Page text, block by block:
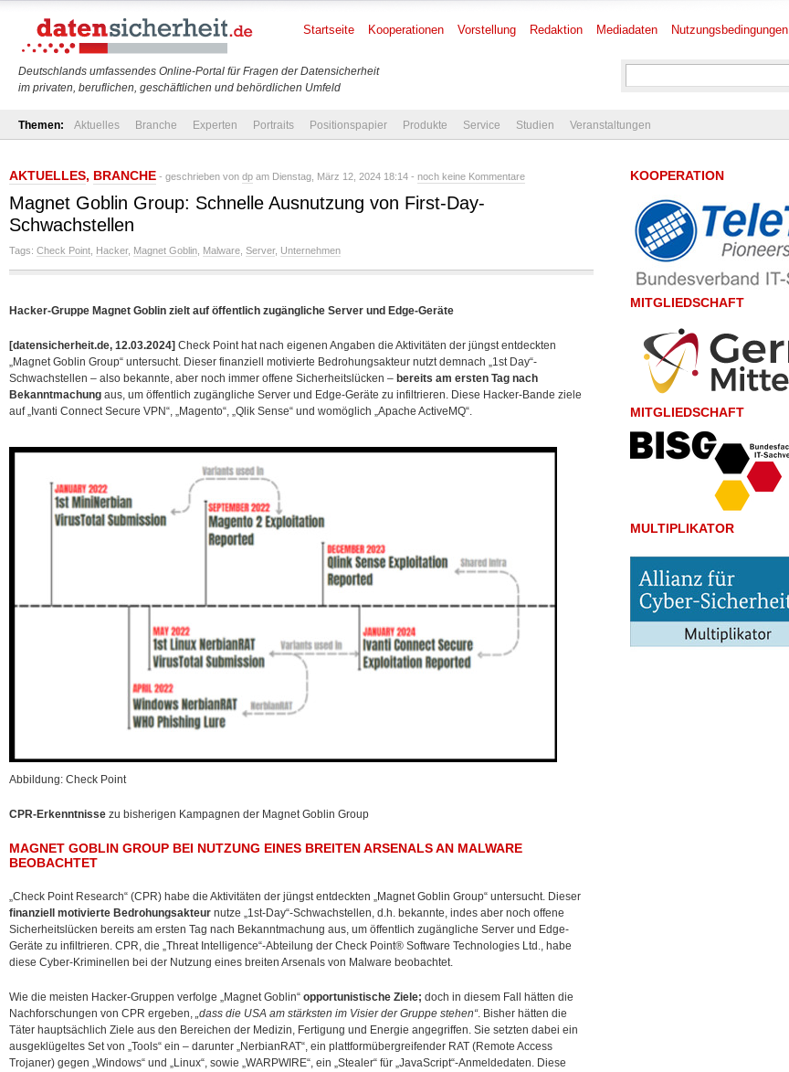
Deutschlands umfassendes Online-Portal für Fragen der Datensicherheit
im privaten, beruflichen, geschäftlichen und behördlichen Umfeld
Startseite Kooperationen Vorstellung Redaktion Mediadaten Nutzungsbedingungen
Themen: Aktuelles Branche Experten Portraits Positionspapier Produkte Service Studien Veranstaltungen
AKTUELLES, BRANCHE - geschrieben von dp am Dienstag, März 12, 2024 18:14 - noch keine Kommentare
Magnet Goblin Group: Schnelle Ausnutzung von First-Day-
Schwachstellen
Tags: Check Point Hacker, Magnet Goblin Malware Server, Unternehmen
Hacker-Gruppe Magnet Goblin zielt auf öffentlich zugängliche Server und Edge-Geräte
[datensicherheit.de, 12.03.2024] Check Point hat nach eigenen Angaben die Aktivitäten der jüngst entdeckten
„Magnet Goblin Group“ untersucht. Dieser finanziell motivierte Bedrohungsakteur nutzt demnach „1st Day“-
Schwachstellen – also bekannte, aber noch immer offene Sicherheitslücken – bereits am ersten Tag nach
Bekanntmachung aus, um öffentlich zugängliche Server und Edge-Geräte zu infiltrieren. Diese Hacker-Bande ziele
auf„Ivanti Connect Secure VPN“, „Magento“, „Qlik Sense“ und womöglich „Apache ActiveMQ“.
Abbildung: Check Point
CPR-Erkenntnisse zu bisherigen Kampagnen der Magnet Goblin Group
MAGNET GOBLIN GROUP BEI NUTZUNG EINES BREITEN ARSENALS AN MALWARE
BEOBACHTET
„Check Point Research“ (CPR) habe die Aktivitäten der jüngst entdeckten „Magnet Goblin Group“ untersucht. Dieser
finanziell motivierte Bedrohungsakteur nutze „1st-Day“-Schwachstellen, d.h. bekannte, indes aber noch offene
Sicherheitslücken bereits am ersten Tag nach Bekanntmachung aus, um öffentlich zugängliche Server und Edge-
Geräte zu infiltrieren. CPR, die „Threat Intelligence“-Abteilung der Check Point® Software Technologies Ltd., habe
diese Cyber-Kriminellen bei der Nutzung eines breiten Arsenals von Malware beobachtet.
Wie die meisten Hacker-Gruppen verfolge „Magnet Goblin“ opportunistische Ziele; doch in diesem Fall hätten die
Nachforschungen von CPR ergeben, „dass die USA am stärksten im Visier der Gruppe stehen“. Bisher hätten die
Täter hauptsächlich Ziele aus den Bereichen der Medizin, Fertigung und Energie angegriffen. Sie setzten dabei ein
ausgeklügeltes Set von „Tools“ ein – darunter „NerbianRAT“, ein plattformübergreifender RAT (Remote Access
Trojaner) gegen „Windows“ und „Linux“, sowie „WARPWIRE“, ein „Stealer“ für „JavaScript“-Anmeldedaten. Diese
KOOPERATION
MITGLIEDSCHAFT
MITGLIEDSCHAFT
MULTIPLIKATOR